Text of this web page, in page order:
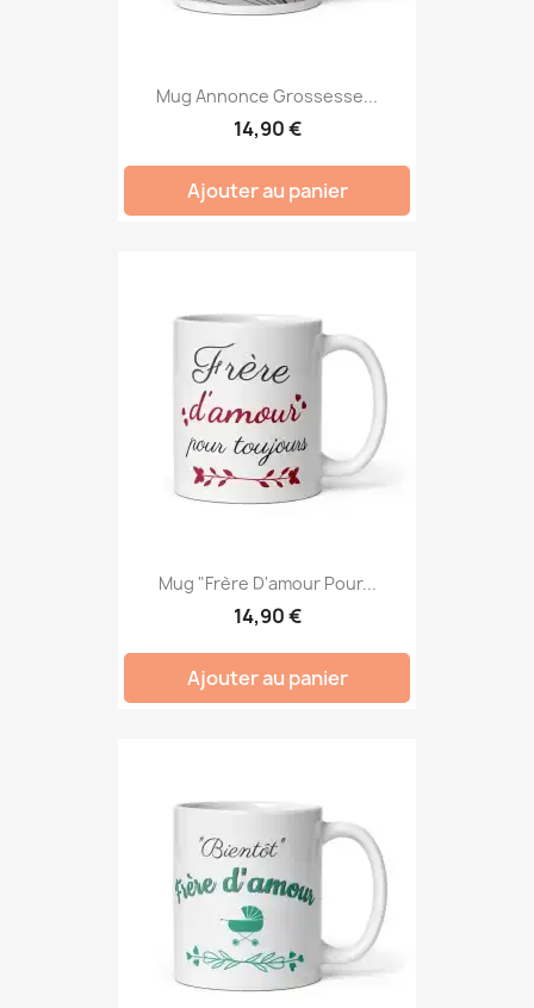
Mug Annonce Grossesse...
14,90 €
Ajouter au panier
Mug "Frère D'amour Pour...
14,90 €
Ajouter au panier